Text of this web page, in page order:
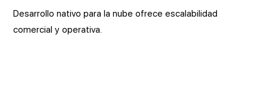
Desarrollo nativo para la nube ofrece escalabilidad
comercial y operativa.